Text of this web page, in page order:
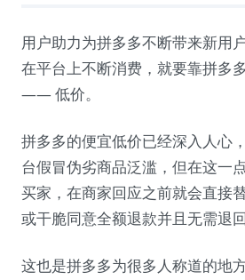
用户助力为拼多多不断带来新用
在平台上不断消费，就要靠拼多
—— 低价。
拼多多的便宜低价已经深入人心
台假冒伪劣商品泛滥，但在这一
买家，在商家回应之前就会直接
或干脆同意全额退款并且无需退回
这也是拼多多为很多人称道的地